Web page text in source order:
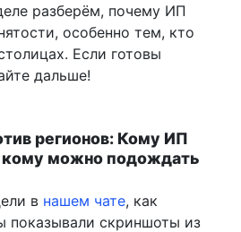
разберём, почему ИП
особенно тем, кто
Если готовы
дальше!
регионов: Кому ИП
кому можно подождать
в нашем чате, как
показывали скриншоты из